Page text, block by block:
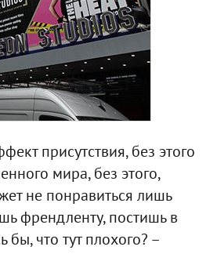
присутствия, без этого
мира, без этого,
не понравиться лишь
френдленту, постишь в
что тут плохого? –